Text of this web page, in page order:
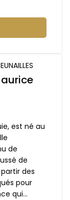
est né au
de
de
des
pour
qui…